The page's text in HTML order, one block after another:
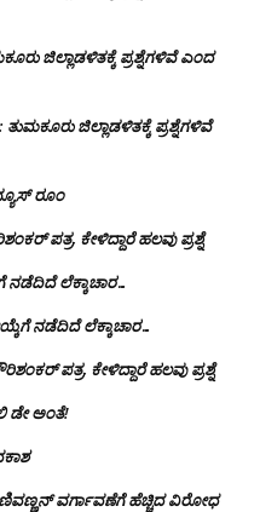
ಜಿಲ್ಲಾಡಳಿತಕ್ಕೆ ಪ್ರಶ್ನೆಗಳಿವೆ ಎಂದ
ಜಿಲ್ಲಾಡಳಿತಕ್ಕೆ ಪ್ರಶ್ನೆಗಳಿವೆ
ರೂಂ
ಪತ್ರ, ಕೇಳಿದ್ದಾರೆ ಹಲವು ಪ್ರಶ್ನೆ
ನಡೆದಿದೆ ಲೆಕ್ಕಾಚಾರ…
ನಡೆದಿದೆ ಲೆಕ್ಕಾಚಾರ…
ಪತ್ರ, ಕೇಳಿದ್ದಾರೆ ಹಲವು ಪ್ರಶ್ನೆ
ಡೇ ಅಂತೆ!
ವರ್ಗಾವಣೆಗೆ ಹೆಚ್ಚಿದ‌ ವಿರೋಧ